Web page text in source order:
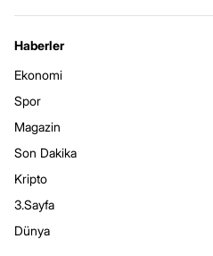
Haberler
Ekonomi
Spor
Magazin
Son Dakika
Kripto
3.Sayfa
Dünya